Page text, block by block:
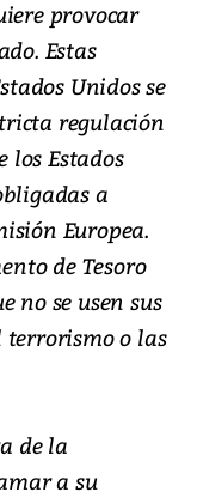
provocar
Estas
Unidos se
regulación
los Estados
a
Europea.
de Tesoro
no se usen sus
terrorismo o las
de la
a su